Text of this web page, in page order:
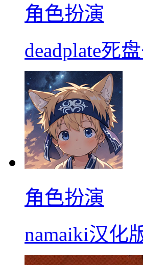
角色扮演
deadplate死
角色扮演
namaiki汉化